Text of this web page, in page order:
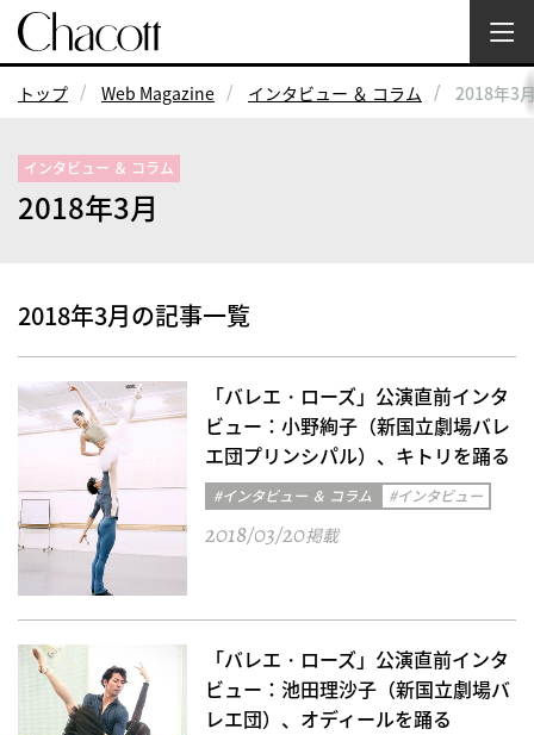
トップ Web Magazine インタビュー ＆ コラム 2018年3
インタビュー ＆ コラム
2018年3月
2018年3月の記事一覧
「バレエ・ローズ」公演直前インタ
ビュー：小野絢子（新国立劇場バレ
エ団プリンシパル）、キトリを踊る
#インタビュー ＆ コラム #インタビュー
2018/03/20掲載
「バレエ・ローズ」公演直前インタ
ビュー：池田理沙子（新国立劇場バ
レエ団）、オディールを踊る